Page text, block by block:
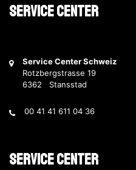
Service Center
Service Center Schweiz
Rotzbergstrasse 19
6362 Stansstad
00 41 41 611 04 36
Service Center